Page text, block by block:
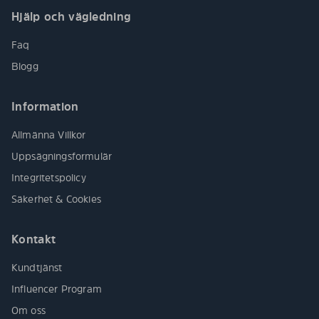
Hjälp och vägledning
Faq
Blogg
Information
Allmänna Villkor
Uppsägningsformulär
Integritetspolicy
Säkerhet & Cookies
Kontakt
Kundtjänst
Influencer Program
Om oss